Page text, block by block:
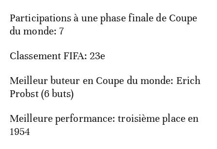
Participations à une phase finale de Coupe
du monde: 7
Classement FIFA: 23e
Meilleur buteur en Coupe du monde: Erich
Probst (6 buts)
Meilleure performance: troisième place en
1954